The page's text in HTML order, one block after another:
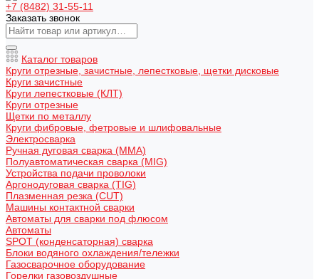
+7 (8482) 31-55-11
Заказать звонок
Каталог товаров
Круги отрезные, зачистные, лепестковые, щетки дисковые
Круги зачистные
Круги лепестковые (КЛТ)
Круги отрезные
Щетки по металлу
Круги фибровые, фетровые и шлифовальные
Электросварка
Ручная дуговая сварка (MMA)
Полуавтоматическая сварка (MIG)
Устройства подачи проволоки
Аргонодуговая сварка (TIG)
Плазменная резка (CUT)
Машины контактной сварки
Автоматы для сварки под флюсом
Автоматы
SPOT (конденсаторная) сварка
Блоки водяного охлаждения/тележки
Газосварочное оборудование
Горелки газовоздушные